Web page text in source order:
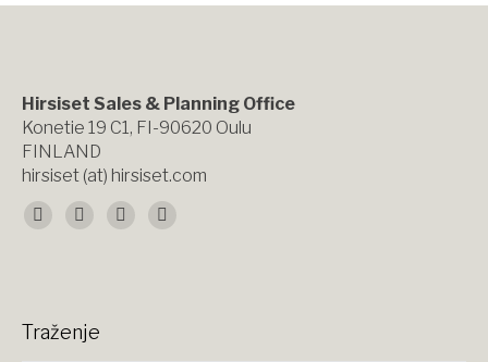
Hirsiset Sales & Planning Office
Konetie 19 C1, FI-90620 Oulu
FINLAND
hirsiset (at) hirsiset.com
Find us on:
Facebook
X
YouTubeInstagram
Traženje